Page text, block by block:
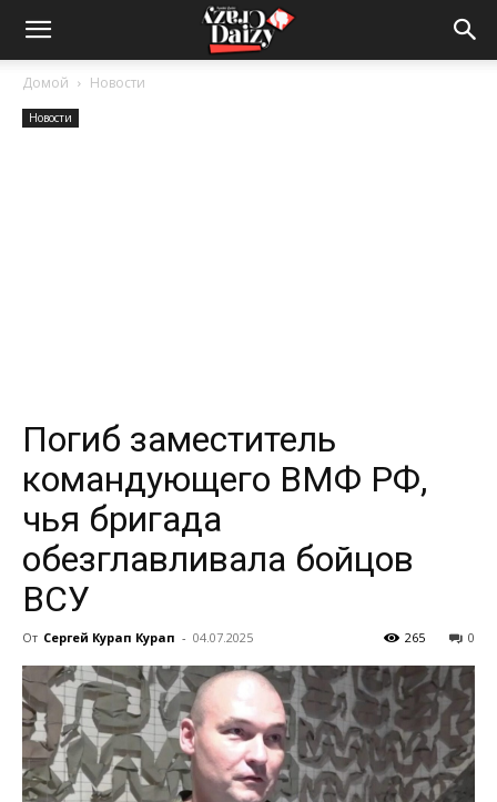
Crazy-
Daizy
обо
всем
Домой Новости
Новости
Погиб заместитель
командующего ВМФ РФ,
чья бригада
обезглавливала бойцов
ВСУ
От Сергей Курап Курап - 04.07.2025 0
265